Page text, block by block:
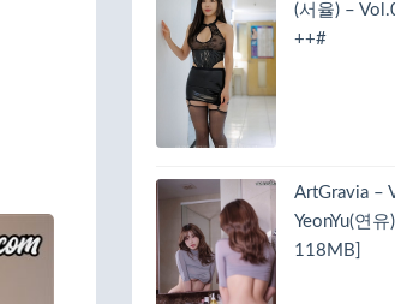
(서율) –
++#
ArtGravia –
YeonYu(연
118MB]